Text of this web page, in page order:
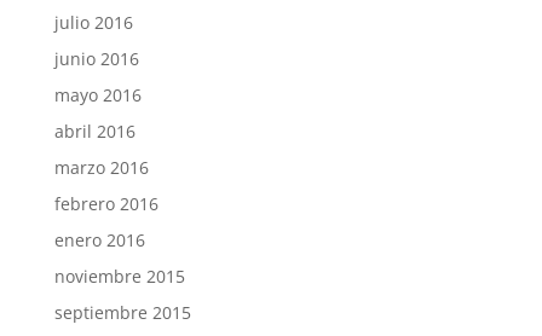
julio 2016
junio 2016
mayo 2016
abril 2016
marzo 2016
febrero 2016
enero 2016
noviembre 2015
septiembre 2015